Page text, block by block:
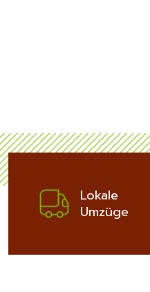
Lokale
Umzüge